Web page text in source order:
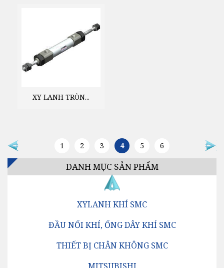
XY LANH TRÒN...
< 1 2 3 4 5 6 >
DANH MỤC SẢN PHẨM
XYLANH KHÍ SMC
ĐẦU NỐI KHÍ, ỐNG DÂY KHÍ SMC
THIẾT BỊ CHÂN KHÔNG SMC